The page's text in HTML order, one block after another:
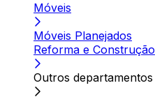
Móveis
Móveis Planejados
Reforma e Construção
Outros departamentos